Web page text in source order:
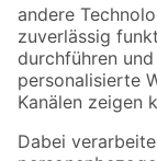
Zur Newsletter
Folge uns